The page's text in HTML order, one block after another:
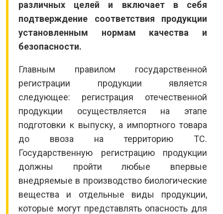
различных целей и включает в себя
подтверждение соответствия продукции
установленным нормам качества и
безопасности.
Главным правилом государственной
регистрации продукции является
следующее: регистрация отечественной
продукции осуществляется на этапе
подготовки к выпуску, а импортного товара
до ввоза на территорию ТС.
Государственную регистрацию продукции
должны пройти любые впервые
внедряемые в производство биологические
вещества и отдельные виды продукции,
которые могут представлять опасность для